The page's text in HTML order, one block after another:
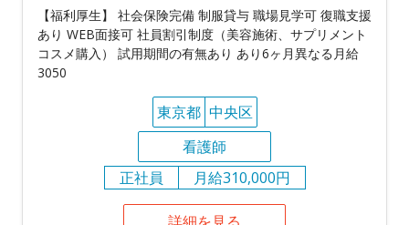
【福利厚生】 社会保険完備 制服貸与 職場見学可 復職支援
あり WEB面接可 社員割引制度（美容施術、サプリメント
コスメ購入） 試用期間の有無あり あり6ヶ月異なる月給
3050
東京都 中央区
看護師
正社員
月給310,000円